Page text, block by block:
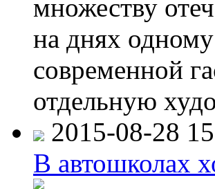
множеству
на днях
современной
отдельную
2015-08-28
В автошколах